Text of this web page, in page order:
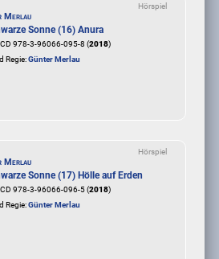
Hörspiel
Merlau
Sonne (16) Anura
CD 978-3-96066-095-8 (2018)
Regie:Günter Merlau
Hörspiel
Merlau
Sonne (17) Hölle auf Erden
CD 978-3-96066-096-5 (2018)
Regie:Günter Merlau